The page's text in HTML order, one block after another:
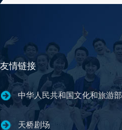
友情链接
中华人民共和国文化和旅游部
天桥剧场